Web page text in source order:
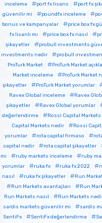
inceleme
port fx lisans port fx
güvenilir mi
poundfx inceleme
bonus ve kampanyalar
price box fx
fx lisanlı mı
price box fx nasıl
şikayetler
probull ınvestments
ınvestments nedir
probull
ProTurk Market
ProTurk Market
Market inceleme
ProTurk Market
şikayetler
ProTurk Market yorumlar
Ravex Global inceleme
Ravex
şikayetler
Ravex Global yorumlar
değerlendirme
Rossi Capital
Capital Markets nedir
Rossi
yorumlar
rota capital firmaso
capital nedir
rota capital şikayetler
mi
ruby markets inceleme ruby
yorumlar
ruka fx ruka fx 2022
nasıl
ruka fx şikayetler Run
Run Markets avantajları
Run
Run Markets nasıl
Run Markets
sardis markets güvenilir mi
sardis
SentiFx
SentiFx değerlendirme